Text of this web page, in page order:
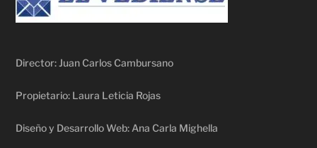
Director: Juan Carlos Cambursano
Propietario: Laura Leticia Rojas
Diseño y Desarrollo Web: Ana Carla Mighella